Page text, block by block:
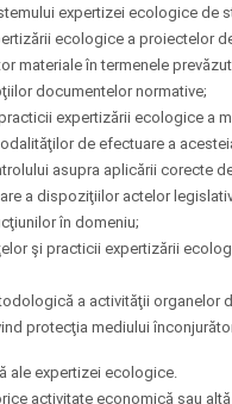
expertizei ecologice de
ecologice a proiectelor
materiale în termenele
documentelor normative;
expertizării ecologice a
de efectuare a
asupra aplicării corecte
a dispoziţiilor actelor
în domeniu;
şi practicii expertizării
a activităţii organelor
protecţia mediului
ale expertizei ecologice.
activitate economică sau